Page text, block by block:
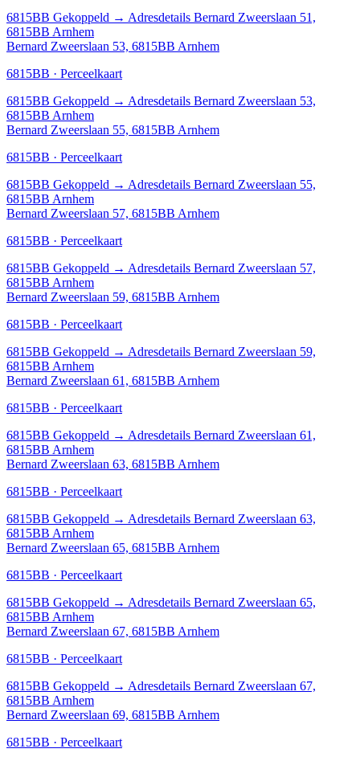
6815BB Gekoppeld → Adresdetails Bernard Zweerslaan 51,
6815BB Arnhem
Bernard Zweerslaan 53, 6815BB Arnhem
6815BB · Perceelkaart
6815BB Gekoppeld → Adresdetails Bernard Zweerslaan 53,
6815BB Arnhem
Bernard Zweerslaan 55, 6815BB Arnhem
6815BB · Perceelkaart
6815BB Gekoppeld → Adresdetails Bernard Zweerslaan 55,
6815BB Arnhem
Bernard Zweerslaan 57, 6815BB Arnhem
6815BB · Perceelkaart
6815BB Gekoppeld → Adresdetails Bernard Zweerslaan 57,
6815BB Arnhem
Bernard Zweerslaan 59, 6815BB Arnhem
6815BB · Perceelkaart
6815BB Gekoppeld → Adresdetails Bernard Zweerslaan 59,
6815BB Arnhem
Bernard Zweerslaan 61, 6815BB Arnhem
6815BB · Perceelkaart
6815BB Gekoppeld → Adresdetails Bernard Zweerslaan 61,
6815BB Arnhem
Bernard Zweerslaan 63, 6815BB Arnhem
6815BB · Perceelkaart
6815BB Gekoppeld → Adresdetails Bernard Zweerslaan 63,
6815BB Arnhem
Bernard Zweerslaan 65, 6815BB Arnhem
6815BB · Perceelkaart
6815BB Gekoppeld → Adresdetails Bernard Zweerslaan 65,
6815BB Arnhem
Bernard Zweerslaan 67, 6815BB Arnhem
6815BB · Perceelkaart
6815BB Gekoppeld → Adresdetails Bernard Zweerslaan 67,
6815BB Arnhem
Bernard Zweerslaan 69, 6815BB Arnhem
6815BB · Perceelkaart